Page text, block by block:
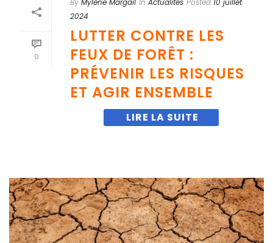
0
2024
LUTTER CONTRE LES
FEUX DE FORÊT :
PRÉVENIR LES RISQUES
ET AGIR ENSEMBLE